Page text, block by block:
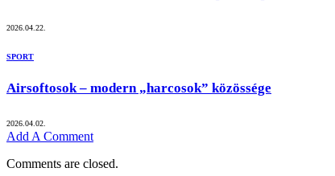
2026.04.22.
SPORT
Airsoftosok – modern „harcosok” közössége
2026.04.02.
Add A Comment
Comments are closed.